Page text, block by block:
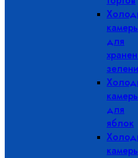
для
зелени
для
яблок